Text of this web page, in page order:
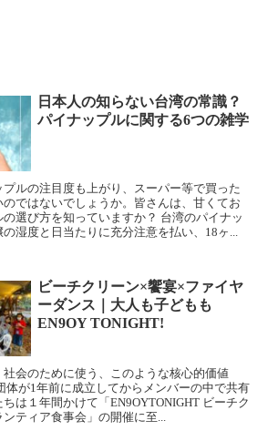
日本人の知らない台湾の常識？
パイナップルに関する6つの雑学
ルの注目度も上がり、スーパー等で買った
ではないでしょうか。皆さんは、甘くてお
選び方を知っていますか？ 台湾のパイナッ
湿度と日当たりに充分注意を払い、18ヶ...
ビーチクリーン×饗宴×ファイヤ
ーダンス｜大人も子どもも
EN9OY TONIGHT!
会のために使う、このような核心的価値
体が1年前に成立してからメンバーの中で共有
は１年間かけて「EN9OYTONIGHT ビーチク
ティア食事会」の開催に至...